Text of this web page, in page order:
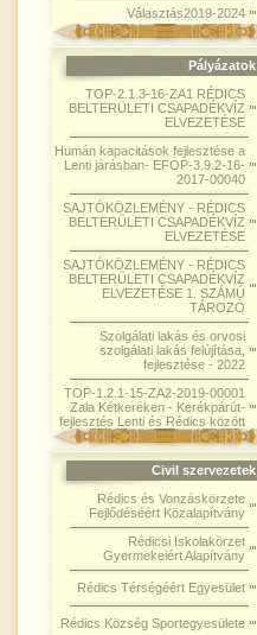
Választás2019-2024
Pályázatok
TOP-2.1.3-16-ZA1 RÉDICS
BELTERÜLETI CSAPADÉKVÍZ
ELVEZETÉSE
Humán kapacitások fejlesztése a
Lenti járásban- EFOP-3.9.2-16-
2017-00040
SAJTÓKÖZLEMÉNY - RÉDICS
BELTERÜLETI CSAPADÉKVÍZ
ELVEZETÉSE
SAJTÓKÖZLEMÉNY - RÉDICS
BELTERÜLETI CSAPADÉKVÍZ
ELVEZETÉSE 1. SZÁMÚ
TÁROZÓ
Szolgálati lakás és orvosi
szolgálati lakás felújítása,
fejlesztése - 2022
TOP-1.2.1-15-ZA2-2019-00001
Zala Kétkeréken - Kerékpárút-
fejlesztés Lenti és Rédics között
Civil szervezetek
Rédics és Vonzáskörzete
Fejlődéséért Közalapítvány
Rédicsi Iskolakörzet
Gyermekeiért Alapítvány
Rédics Térségéért Egyesület
Rédics Község Sportegyesülete